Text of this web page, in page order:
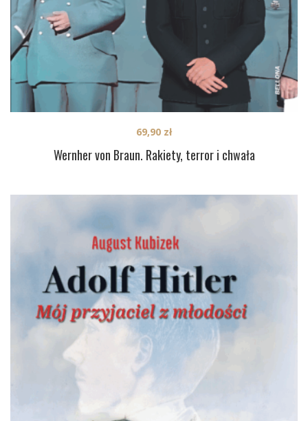
Wernher von Braun. Rakiety, terror i chwała
69,90 zł